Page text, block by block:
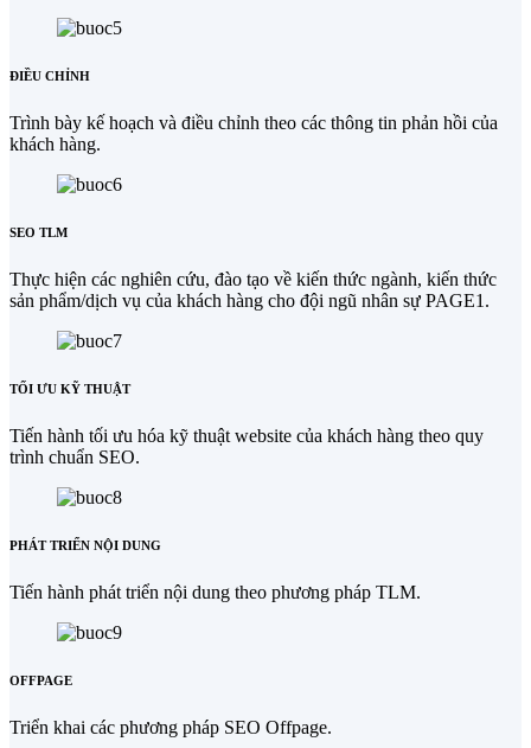
ĐIỀU CHỈNH
Trình bày kế hoạch và điều chỉnh theo các thông tin phản hồi của
khách hàng.
SEO TLM
Thực hiện các nghiên cứu, đào tạo về kiến thức ngành, kiến thức
sản phẩm/dịch vụ của khách hàng cho đội ngũ nhân sự PAGE1.
TỐI ƯU KỸ THUẬT
Tiến hành tối ưu hóa kỹ thuật website của khách hàng theo quy
trình chuẩn SEO.
PHÁT TRIỂN NỘI DUNG
Tiến hành phát triển nội dung theo phương pháp TLM.
OFFPAGE
Triển khai các phương pháp SEO Offpage.